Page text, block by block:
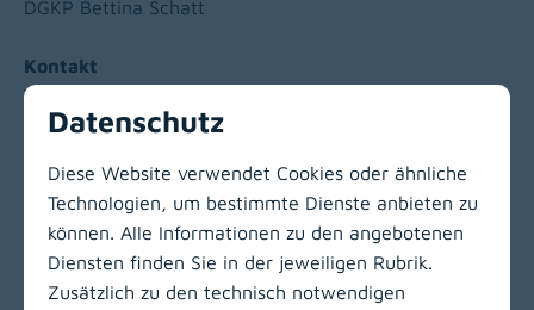
DGKP Bettina Schatt
Kontakt
Telefon:
Zur Hauptnavigation
Datenschutz
Diese Website verwendet Cookies oder ähnliche
Technologien, um bestimmte Dienste anbieten zu
können. Alle Informationen zu den angebotenen
Diensten finden Sie in der jeweiligen Rubrik.
Zusätzlich zu den technisch notwendigen